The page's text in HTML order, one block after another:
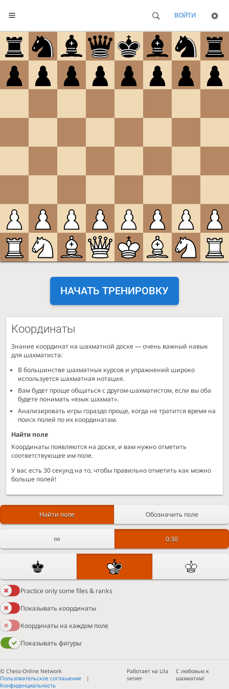
ВОЙТИ
Найти поле Обозначить поле
∞ 0:30
Practice only some files & ranks
Показывать координаты
Координаты на каждом поле
Показывать фигуры
Координаты
Знание координат на шахматной доске — очень важный навык
для шахматиста:
В большинстве шахматных курсов и упражнений широко
используется шахматная нотация.
Вам будет проще общаться с другом-шахматистом, если вы оба
будете понимать «язык шахмат».
Анализировать игры гораздо проще, когда не тратится время на
поиск полей по их координатам.
Найти поле
Координаты появляются на доске, и вам нужно отметить
соответствующее им поле.
У вас есть 30 секунд на то, чтобы правильно отметить как можно
больше полей!
НАЧАТЬ ТРЕНИРОВКУ
© Chess-Online Network
Пользовательское соглашение
Конфиденциальность
Работает на Lila
server
С любовью к
шахматам!